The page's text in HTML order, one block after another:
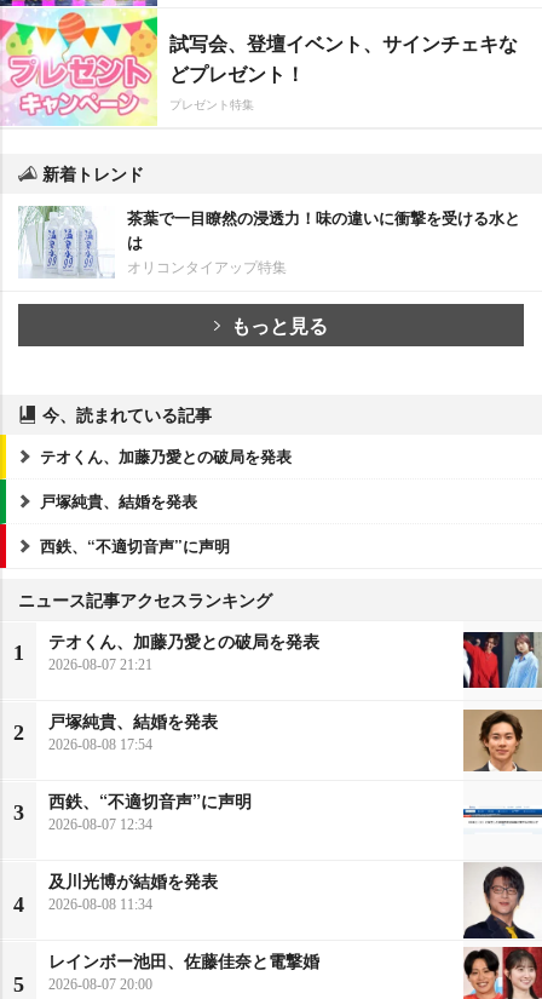
試写会、登壇イベント、サインチェキな
どプレゼント！
プレゼント特集
新着トレンド
茶葉で一目瞭然の浸透力！味の違いに衝撃を受ける水と
は
オリコンタイアップ特集
もっと見る
今、読まれている記事
テオくん、加藤乃愛との破局を発表
戸塚純貴、結婚を発表
西鉄、“不適切音声”に声明
ニュース記事アクセスランキング
1
テオくん、加藤乃愛との破局を発表
2026-08-07 21:21
2
戸塚純貴、結婚を発表
2026-08-08 17:54
3
西鉄、“不適切音声”に声明
2026-08-07 12:34
4
及川光博が結婚を発表
2026-08-08 11:34
5
レインボー池田、佐藤佳奈と電撃婚
2026-08-07 20:00